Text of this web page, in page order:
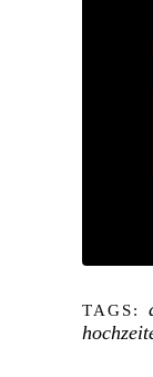
TAGS: